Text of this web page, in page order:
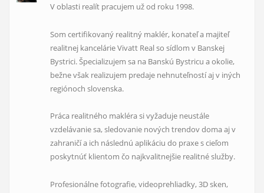
V oblasti realít pracujem už od roku 1998.
Som certifikovaný realitný maklér, konateľ a majiteľ
realitnej kancelárie Vivatt Real so sídlom v Banskej
Bystrici. Špecializujem sa na Banskú Bystricu a okolie,
bežne však realizujem predaje nehnuteľností aj v iných
regiónoch slovenska.
Práca realitného makléra si vyžaduje neustále
vzdelávanie sa, sledovanie nových trendov doma aj v
zahraničí a ich následnú aplikáciu do praxe s cieľom
poskytnúť klientom čo najkvalitnejšie realitné služby.
Profesionálne fotografie, videoprehliadky, 3D sken,